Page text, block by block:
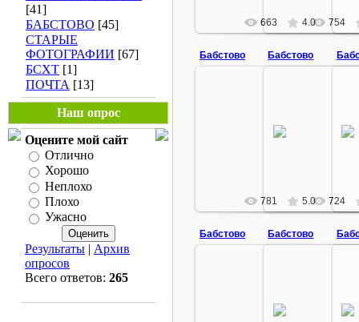
[41]
БАБСТОВО [45]
СТАРЫЕ
ФОТОГРАФИИ [67]
БСХТ [1]
ПОЧТА [13]
Наш опрос
Оцените мой сайт
Отлично
Хорошо
Неплохо
Плохо
Ужасно
Результаты | Архив
опросов
Всего ответов: 265
663 4.0 754
Бабстово
черно-белый цвет
781 5.0
Бабстово
черно-
724
Бабстово
черно-белый цвет
Бабстово
черно-